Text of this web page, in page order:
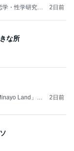
学・性学研究
2日前
な所
Land」P
2日前